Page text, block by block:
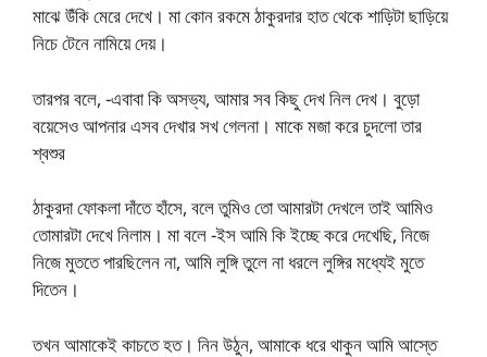
মাঝে উঁকি মেরে দেখে। মা কোন রকমে ঠাকুরদার হাত থেকে শাড়িটা ছাড়িয়ে
নিচে টেনে নামিয়ে দেয়।
তারপর বলে, -এবাবা কি অসভ্য, আমার সব কিছু দেখ নিল দেখ। বুড়ো
বয়েসেও আপনার এসব দেখার সখ গেলনা। মাকে মজা করে চুদলো তার
শ্বশুর
ঠাকুরদা ফোকলা দাঁতে হাঁসে, বলে তুমিও তো আমারটা দেখলে তাই আমিও
তোমারটা দেখে নিলাম। মা বলে -ইস আমি কি ইচ্ছে করে দেখেছি, নিজে
নিজে মুততে পারছিলেন না, আমি লুঙ্গি তুলে না ধরলে লুঙ্গির মধ্যেই মুতে
দিতেন।
তখন আমাকেই কাচতে হত। নিন উঠুন, আমাকে ধরে থাকুন আমি আস্তে